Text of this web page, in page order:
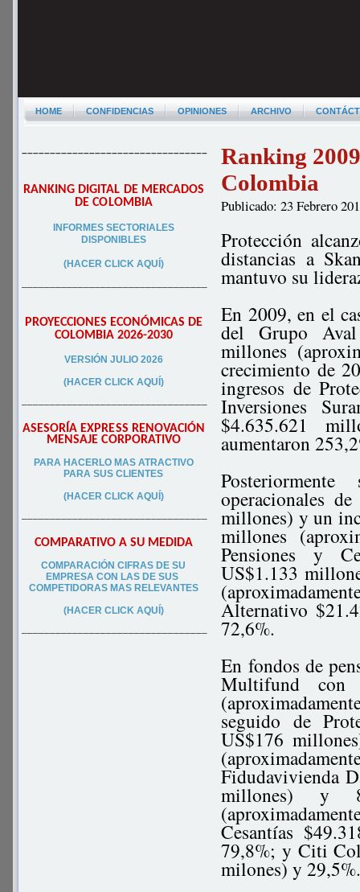
HOME CONFIDENCIAS OPINIONES ARCHIVO
–––––––––––––––––––––––––––––––––
RANKING DIGITAL DE MERCADOS
DE COLOMBIA
INFORMES SECTORIALES
DISPONIBLES
(HACER CLICK AQUÍ)
–––––––––––––––––––––––––––––––––
PROYECCIONES ECONÓMICAS DE
COLOMBIA 2026-2030
VERSIÓN JULIO 2026
(HACER CLICK AQUÍ)
–––––––––––––––––––––––––––––––––
ASESORÍA EXPRESS RENOVACIÓN
MENSAJE CORPORATIVO
PARA HACERLO MAS ATRACTIVO
PARA SUS CLIENTES
(HACER CLICK AQUÍ)
–––––––––––––––––––––––––––––––––
COMPARATIVO A SU MEDIDA
COMPARACIÓN CIFRAS DE SU
EMPRESA CON LAS DE SUS
COMPETIDORAS MAS RELEVANTES
(HACER CLICK AQUÍ)
–––––––––––––––––––––––––––––––––
Ranking
Colombia
Publicado: 23 Febrero
Protección
distancias a
mantuvo su
En 2009, en el
del Grupo Aval
millones
crecimiento de
ingresos de
Inversiones
$4.635.621
aumentaron
operacionales
millones) y un
millones
Pensiones y
US$1.133
Alternativo
72,6%.
En fondos de
Multifund con
seguido de
US$176
Fidudavivienda
millones) y
Cesantías
79,8%; y Citi
milones) y